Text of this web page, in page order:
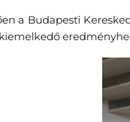
a Budapesti